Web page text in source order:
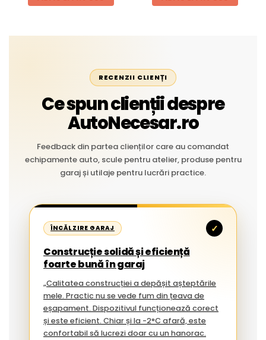
RECENZII CLIENȚI
Ce spun clienții despre
AutoNecesar.ro
Feedback din partea clienților care au comandat
echipamente auto, scule pentru atelier, produse pentru
garaj și utilaje pentru lucrări practice.
ÎNCĂLZIRE GARAJ ✓
Construcție solidă și eficiență
foarte bună în garaj
„Calitatea construcției a depășit așteptările
mele. Practic nu se vede fum din țeava de
eșapament. Dispozitivul funcționează corect
și este eficient. Chiar și la -2°C afară, este
confortabil să lucrezi doar cu un hanorac.